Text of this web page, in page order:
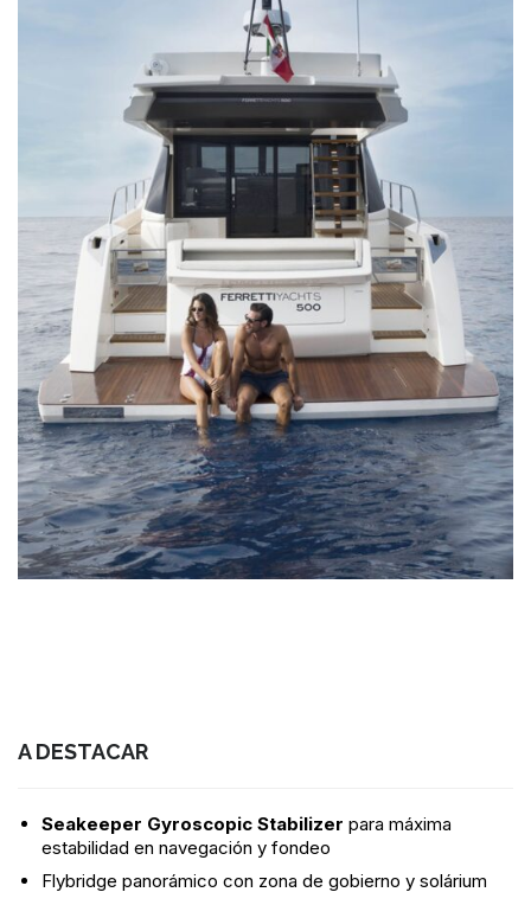
A DESTACAR
Seakeeper Gyroscopic Stabilizer para máxima
estabilidad en navegación y fondeo
Flybridge panorámico con zona de gobierno y solárium